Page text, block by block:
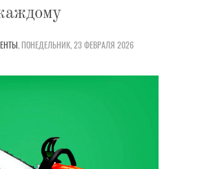
,ПОНЕДЕЛЬНИК, 23 ФЕВРАЛЯ 2026